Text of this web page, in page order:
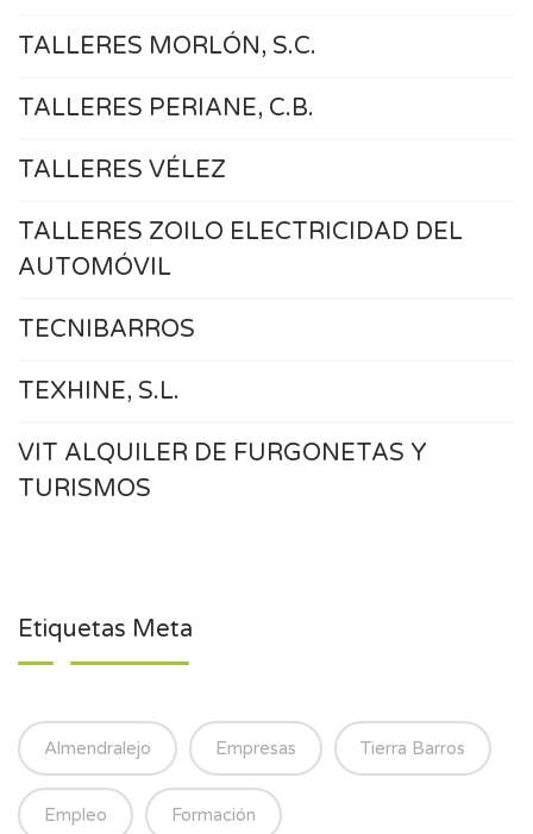
TALLERES MORLÓN, S.C.
TALLERES PERIANE, C.B.
TALLERES VÉLEZ
TALLERES ZOILO ELECTRICIDAD DEL
AUTOMÓVIL
TECNIBARROS
TEXHINE, S.L.
VIT ALQUILER DE FURGONETAS Y
TURISMOS
Etiquetas Meta
Almendralejo Empresas Tierra Barros
Empleo Formación